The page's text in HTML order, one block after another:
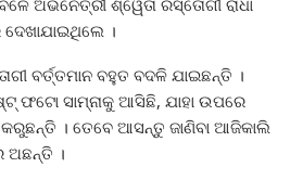
ଅଭିନେତ୍ରୀ ଶ୍ୱେତା ରସ୍ତୋଗୀ ରାଧା
।
ବର୍ତ୍ତମାନ ବହୁତ ବଦଳି ଯାଇଛନ୍ତି ।
ଫଟୋ ସାମ୍ନାକୁ ଆସିଛି, ଯାହା ଉପରେ
କରୁଛନ୍ତି । ତେବେ ଆସନ୍ତୁ ଜାଣିବା ଆଜିକାଲି
ଅଛନ୍ତି ।